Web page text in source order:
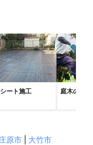
坂出市
小豆島町
太田町
東広島市
ート施工 庭木の伐採
原市
大竹市